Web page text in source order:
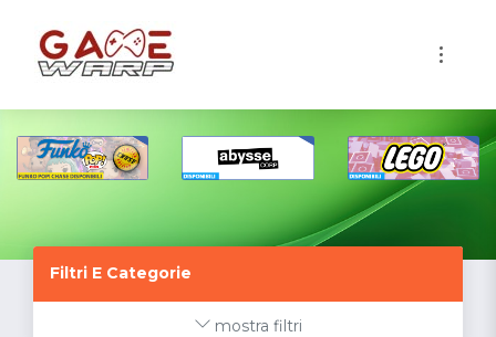
Filtri E Categorie
mostra filtri